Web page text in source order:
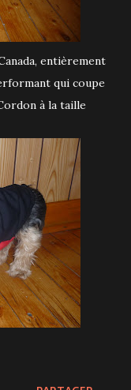
entièrement
qui coupe
à la taille